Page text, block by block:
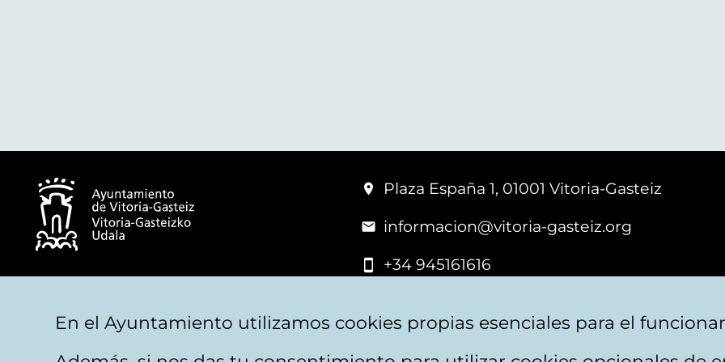
Plaza España 1, 01001 Vitoria-Gasteiz
informacion@vitoria-gasteiz.org
+34 945161616
En el Ayuntamiento utilizamos cookies propias esenciales para el